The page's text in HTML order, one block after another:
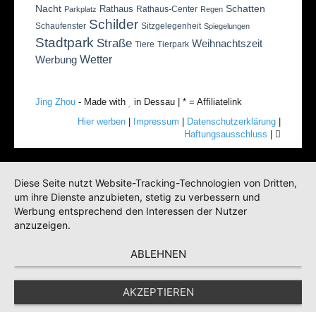
Nacht Parkplatz Rathaus Rathaus-Center Regen Schatten
Schaufenster Schilder Sitzgelegenheit Spiegelungen
Stadtpark Straße Tiere Tierpark Weihnachtszeit
Werbung Wetter
Jing Zhou - Made with
in Dessau | * = Affiliatelink
Hier werben
Impressum Datenschutzerklärung
Haftungsausschluss
Diese Seite nutzt Website-Tracking-Technologien von Dritten,
um ihre Dienste anzubieten, stetig zu verbessern und
Werbung entsprechend den Interessen der Nutzer
anzuzeigen.
ABLEHNEN
AKZEPTIEREN